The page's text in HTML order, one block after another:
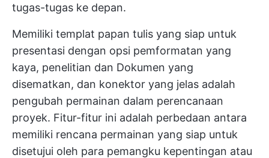
tugas-tugas ke depan.
Memiliki templat papan tulis yang siap untuk
presentasi dengan opsi pemformatan yang
kaya, penelitian dan Dokumen yang
disematkan, dan konektor yang jelas adalah
pengubah permainan dalam perencanaan
proyek. Fitur-fitur ini adalah perbedaan antara
memiliki rencana permainan yang siap untuk
disetujui oleh para pemangku kepentingan atau